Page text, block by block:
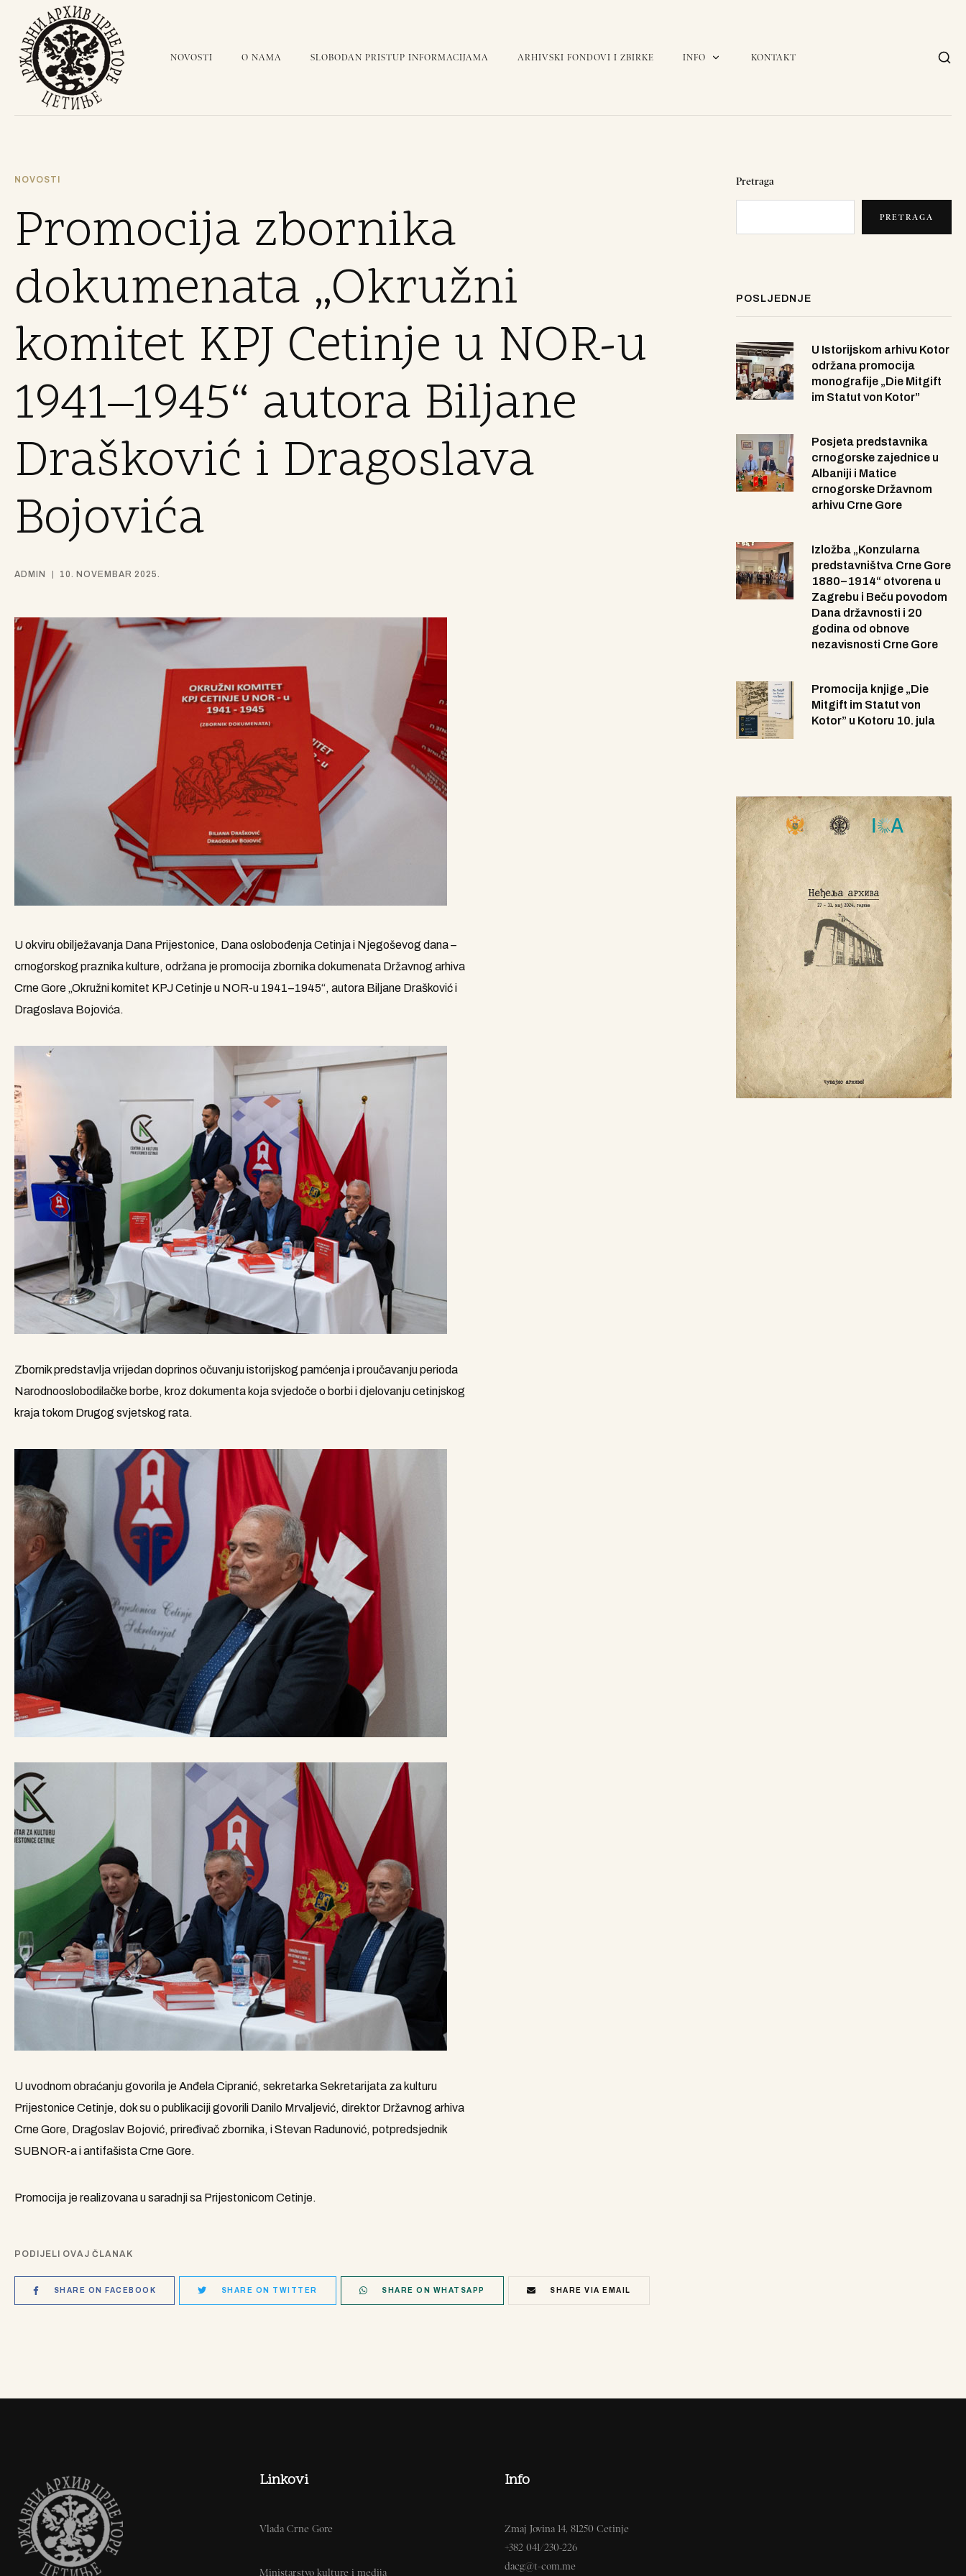
NOVOSTI O NAMA SLOBODAN PRISTUP INFORMACIJAMA ARHIVSKI FONDOVI I ZBIRKE INFO KONTAKT
NOVOSTI
Promocija zbornika
dokumenata „Okružni
komitet KPJ Cetinje u NOR-u
1941–1945“ autora Biljane
Drašković i Dragoslava
Bojovića
ADMIN 10. NOVEMBAR 2025.
U okviru obilježavanja Dana Prijestonice, Dana oslobođenja Cetinja i Njegoševog dana –
crnogorskog praznika kulture, održana je promocija zbornika dokumenata Državnog arhiva
Crne Gore „Okružni komitet KPJ Cetinje u NOR-u 1941–1945“, autora Biljane Drašković i
Dragoslava Bojovića.
Zbornik predstavlja vrijedan doprinos očuvanju istorijskog pamćenja i proučavanju perioda
Narodnooslobodilačke borbe, kroz dokumenta koja svjedoče o borbi i djelovanju cetinjskog
kraja tokom Drugog svjetskog rata.
U uvodnom obraćanju govorila je Anđela Cipranić, sekretarka Sekretarijata za kulturu
Prijestonice Cetinje, dok su o publikaciji govorili Danilo Mrvaljević, direktor Državnog arhiva
Crne Gore, Dragoslav Bojović, priređivač zbornika, i Stevan Radunović, potpredsjednik
SUBNOR-a i antifašista Crne Gore.
Promocija je realizovana u saradnji sa Prijestonicom Cetinje.
PODIJELI OVAJ ČLANAK
SHARE ON FACEBOOK SHARE ON TWITTER SHARE ON WHATSAPP SHARE VIA EMAIL
Pretraga
PRETRAGA
POSLJEDNJE
U Istorijskom arhivu Kotor
održana promocija
monografije „Die Mitgift
im Statut von Kotor”
Posjeta predstavnika
crnogorske zajednice u
Albaniji i Matice
crnogorske Državnom
arhivu Crne Gore
Izložba „Konzularna
predstavništva Crne Gore
1880–1914“ otvorena u
Zagrebu i Beču povodom
Dana državnosti i 20
godina od obnove
nezavisnosti Crne Gore
Promocija knjige „Die
Mitgift im Statut von
Kotor” u Kotoru 10. jula
Linkovi
Vlada Crne Gore
Ministarstvo kulture i medija
Info
Zmaj Jovina 14, 81250 Cetinje
+382 041/230-226
dacg@t-com.me